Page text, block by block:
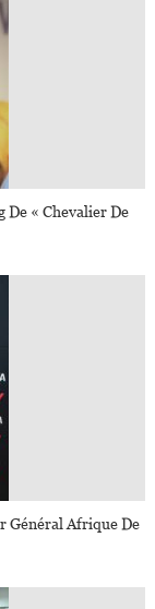
De « Chevalier De
Général Afrique De